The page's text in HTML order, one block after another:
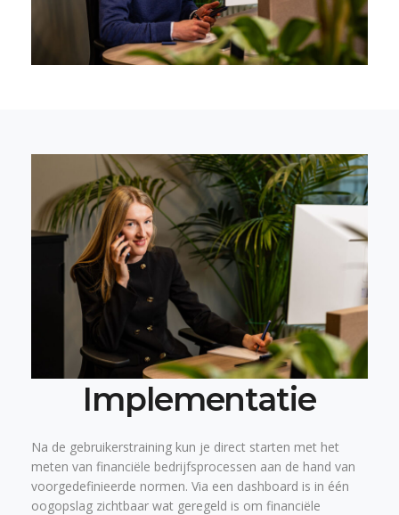
Implementatie
Na de gebruikerstraining kun je direct starten met het
meten van financiële bedrijfsprocessen aan de hand van
voorgedefinieerde normen. Via een dashboard is in één
oogopslag zichtbaar wat geregeld is om financiële